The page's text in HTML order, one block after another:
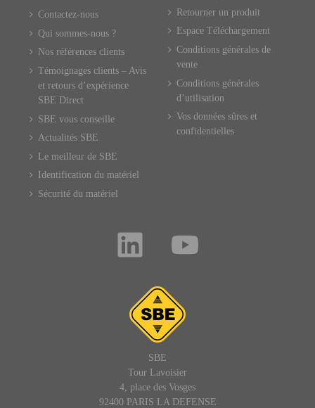
Contactez-nous
Qui sommes-nous ?
Nos références clients
Témoignages clients – Avis
et retours d’expérience
SBE Direct
SBE vous conseille
Actualités SBE
Le meilleur de SBE
Identification du matériel
Sécurité du matériel
Retourner un produit
Espace Téléchargement
Conditions générales de
vente
Conditions générales
d’utilisation
Vos données sûres et
confidentielles
SBE
Tour Lavoisier
4, place des Vosges
92400 PARIS LA DEFENSE